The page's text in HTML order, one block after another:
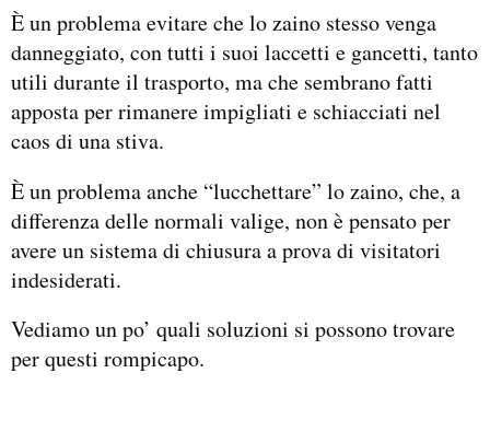
È un problema evitare che lo zaino stesso venga
danneggiato, con tutti i suoi laccetti e gancetti, tanto
utili durante il trasporto, ma che sembrano fatti
apposta per rimanere impigliati e schiacciati nel
caos di una stiva.
È un problema anche “lucchettare” lo zaino, che, a
differenza delle normali valige, non è pensato per
avere un sistema di chiusura a prova di visitatori
indesiderati.
Vediamo un po’ quali soluzioni si possono trovare
per questi rompicapo.